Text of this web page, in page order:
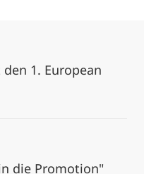
1. European
die Promotion"